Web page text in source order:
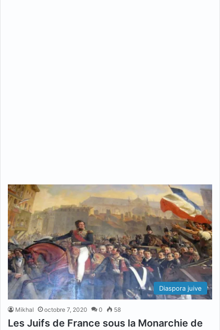
Diaspora juive
Mikhal octobre 7, 2020 0 58
Les Juifs de France sous la Monarchie de